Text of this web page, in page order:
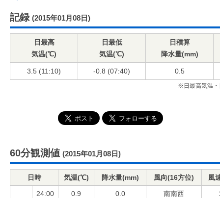
記録 (2015年01月08日)
日最高
気温(℃)
日最低
気温(℃)
日積算
降水量(mm)
3.5 (11:10) -0.8 (07:40) 0.5
※日最高気温・
60分観測値 (2015年01月08日)
日時 気温(℃) 降水量(mm) 風向(16方位) 風
24:00 0.9 0.0 南南西